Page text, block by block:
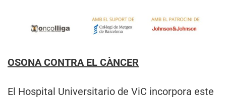
OSONA CONTRA EL CÀNCER
El Hospital Universitario de ViC incorpora este